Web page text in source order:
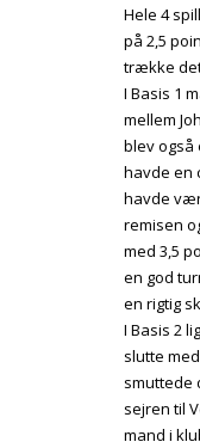
Hele 4
på 2,5
trække
I Basis 1
mellem
blev også
havde en
havde
remisen
med 3,5
en god
en rigtig
I Basis 2
slutte
smuttede
sejren til
mand i